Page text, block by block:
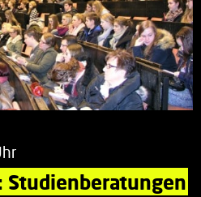
Studienberatungen